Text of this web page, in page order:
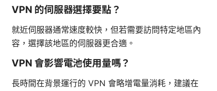
VPN 的伺服器選擇要點？
就近伺服器通常速度較快，但若需要訪問特定地區內
容，選擇該地區的伺服器更合適。
VPN 會影響電池使用量嗎？
長時間在背景運行的 VPN 會略增電量消耗，建議在